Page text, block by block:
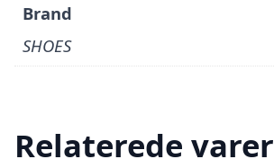
Brand
SHOES
Relaterede varer